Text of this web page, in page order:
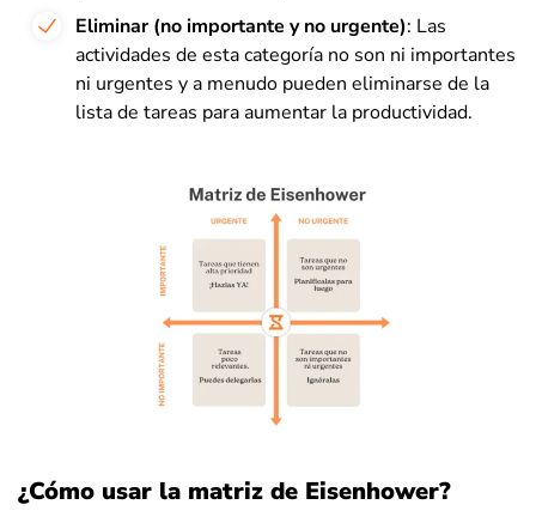
Eliminar (no importante y no urgente): Las
actividades de esta categoría no son ni importantes
ni urgentes y a menudo pueden eliminarse de la
lista de tareas para aumentar la productividad.
¿Cómo usar la matriz de Eisenhower?